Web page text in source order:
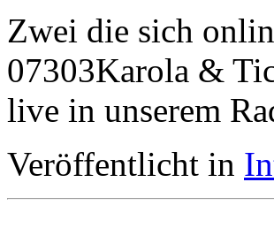
Zwei die sich
07303Karola &
live in unserem
Veröffentlicht in